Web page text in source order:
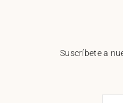
Suscríbete a